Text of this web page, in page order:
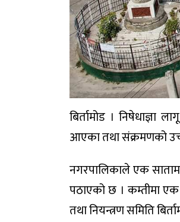
बिर्तामोड । निषेधाज्ञा
आएका तथा संक्रमणको उच्च
नगरपालिकाले एक
पठाएको छ । कम्तीमा एक
तथा नियन्त्रण समिति